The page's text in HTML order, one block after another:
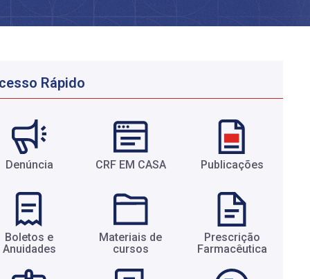
Rápido
Denúncia CRF EM CASA Publicações
Boletos e
Anuidades​
Materiais de
cursos​
Prescrição
Farmacêutica​